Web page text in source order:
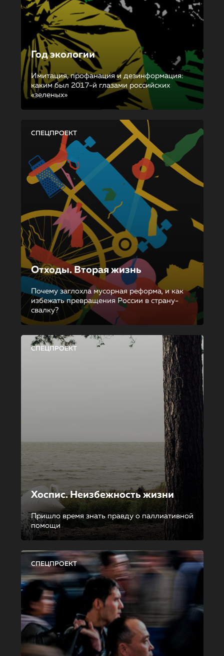
Год экологии
Имитация, профанация и дезинформация:
каким был 2017-й глазами российских
«зеленых»
СПЕЦПРОЕКТ
Отходы. Вторая жизнь
Почему заглохла мусорная реформа, и как
избежать превращения России в страну-
свалку?
СПЕЦПРОЕКТ
Хоспис. Неизбежность жизни
Пришло время знать правду о паллиативной
помощи
СПЕЦПРОЕКТ